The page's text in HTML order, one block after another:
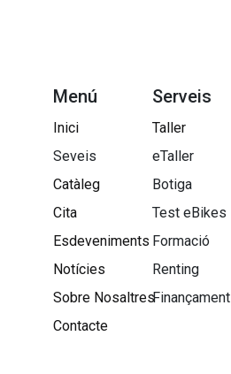
Menú
Inici
Seveis
Catàleg
Cita
Esdeveniments
Notícies
Sobre Nosaltres​
Contacte
Serveis
Taller
eTaller
Botiga
Test eBikes
Formació
Renting
Finançament